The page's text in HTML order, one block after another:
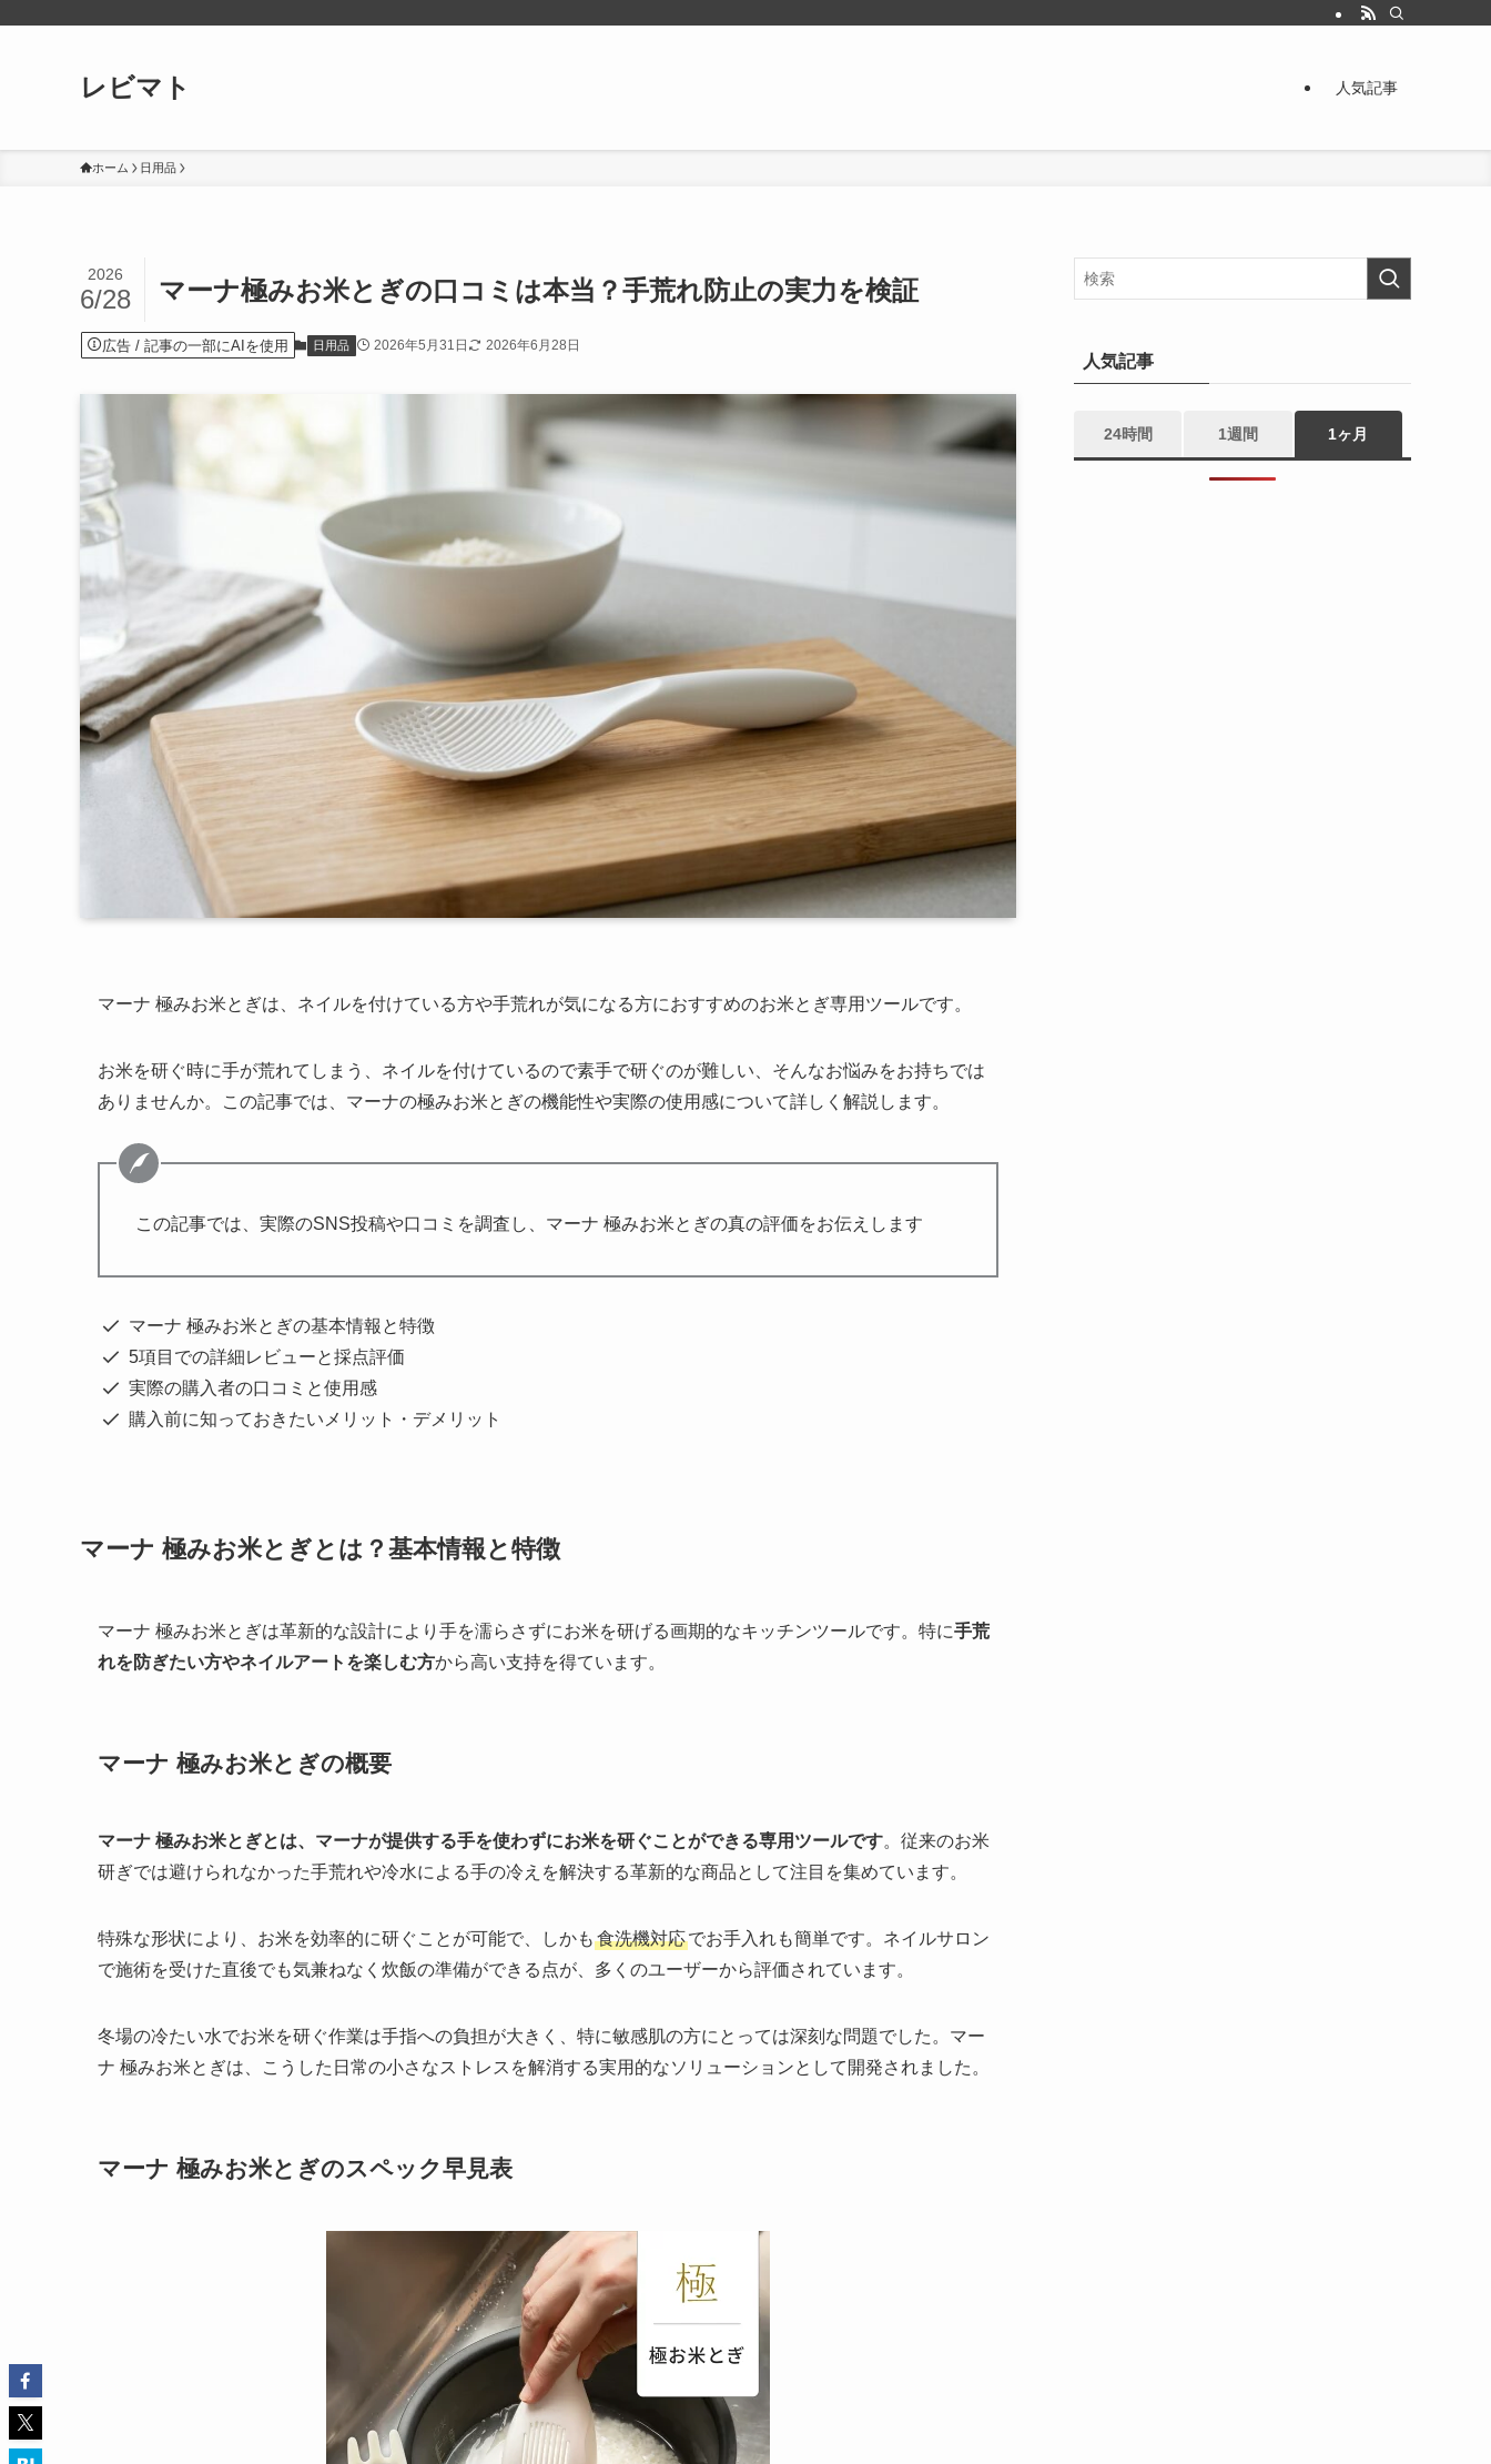
レビマト 人気記事
ホーム 日用品
マーナ極みお米とぎの口コミは本当？手荒れ防止の実力を検証
2026
6/28
広告 日用品 2026年5月31日 2026年6月28日
マーナ 極みお米とぎは、ネイルを付けている方や手荒れが気になる方におすすめのお米とぎ専用ツールです。
お米を研ぐ時に手が荒れてしまう、ネイルを付けているので素手で研ぐのが難しい、そんなお悩みをお持ちでは
ありませんか。この記事では、マーナの極みお米とぎの機能性や実際の使用感について詳しく解説します。
この記事では、実際のSNS投稿や口コミを調査し、マーナ 極みお米とぎの真の評価をお伝えします
マーナ 極みお米とぎの基本情報と特徴
5項目での詳細レビューと採点評価
実際の購入者の口コミと使用感
購入前に知っておきたいメリット・デメリット
マーナ 極みお米とぎとは？基本情報と特徴
マーナ 極みお米とぎは革新的な設計により手を濡らさずにお米を研げる画期的なキッチンツールです。特に手荒
れを防ぎたい方やネイルアートを楽しむ方から高い支持を得ています。
マーナ 極みお米とぎの概要
マーナ 極みお米とぎとは、マーナが提供する手を使わずにお米を研ぐことができる専用ツールです。従来のお米
研ぎでは避けられなかった手荒れや冷水による手の冷えを解決する革新的な商品として注目を集めています。
特殊な形状により、お米を効率的に研ぐことが可能で、しかも 食洗機対応でお手入れも簡単です。ネイルサロン
で施術を受けた直後でも気兼ねなく炊飯の準備ができる点が、多くのユーザーから評価されています。
冬場の冷たい水でお米を研ぐ作業は手指への負担が大きく、特に敏感肌の方にとっては深刻な問題でした。マー
ナ 極みお米とぎは、こうした日常の小さなストレスを解消する実用的なソリューションとして開発されました。
マーナ 極みお米とぎのスペック早見表
人気記事
24時間 1週間 1ヶ月